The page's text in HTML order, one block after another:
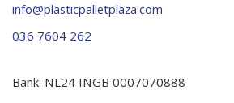
info@plasticpalletplaza.com
036 7604 262
Bank: NL24 INGB 0007070888